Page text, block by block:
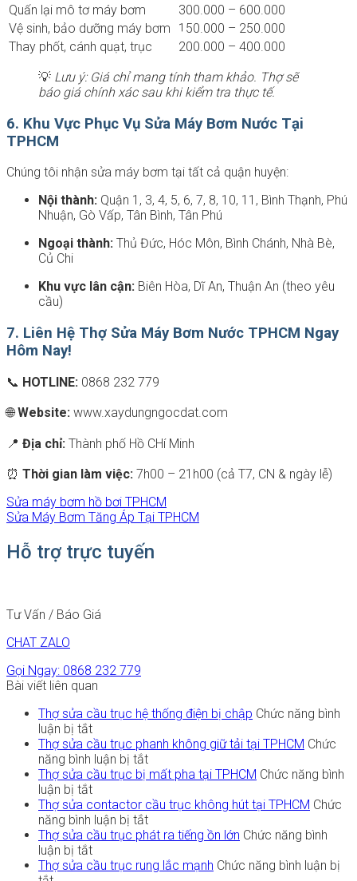
Quấn lại mô tơ máy bơm
300.000 – 600.000
Vệ sinh, bảo dưỡng máy bơm
150.000 – 250.000
Thay phốt, cánh quạt, trục
200.000 – 400.000
💡 Lưu ý: Giá chỉ mang tính tham khảo. Thợ sẽ
báo giá chính xác sau khi kiểm tra thực tế.
6. Khu Vực Phục Vụ Sửa Máy Bơm Nước Tại
TPHCM
Chúng tôi nhận sửa máy bơm tại tất cả quận huyện:
Nội thành: Quận 1, 3, 4, 5, 6, 7, 8, 10, 11, Bình Thạnh, Phú
Nhuận, Gò Vấp, Tân Bình, Tân Phú
Ngoại thành: Thủ Đức, Hóc Môn, Bình Chánh, Nhà Bè,
Củ Chi
Khu vực lân cận: Biên Hòa, Dĩ An, Thuận An (theo yêu
cầu)
7. Liên Hệ Thợ Sửa Máy Bơm Nước TPHCM Ngay
Hôm Nay!
📞 HOTLINE: 0868 232 779
🌐Website: www.xaydungngocdat.com
📍 Địa chỉ: Thành phố Hồ CHí Minh
⏰ Thời gian làm việc: 7h00 – 21h00 (cả T7, CN & ngày lễ)
Sửa máy bơm hồ bơi TPHCM
Sửa Máy Bơm Tăng Áp Tại TPHCM
Hỗ trợ trực tuyến
Tư Vấn / Báo Giá
CHAT ZALO
Gọi Ngay: 0868 232 779
Bài viết liên quan
Thợ sửa cầu trục hệ thống điện bị chập Chức năng bình
luận bị tắtở
Thợ
sửa
cầu
trục
hệ
thống
điện
bị
chập
Thợ sửa cầu trục phanh không giữ tải tại TPHCM Chức
năng bình luận bị tắtở
Thợ
cầu
trục
phanh
giữ
Thợ sửa cầu trục bị mất pha tại TPHCM Chức năng bình
luận bị tắtở
Thợ
sửa
cầu
trục
bị
Thợ sửa contactor cầu trục không hút tại TPHCM Chức
năng bình luận bị tắtở
Thợ
contactor
Thợ sửa cầu trục phát ra tiếng ồn lớn Chức năng bình
luận bị tắtở
Thợ
Thợ sửa cầu trục rung lắc mạnh Chức năng bình luận bị